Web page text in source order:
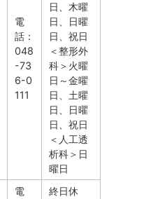
電
話：
048
-73
6-0
111
日、木曜
日、日曜
日、祝日
＜整形外
科＞火曜
日～金曜
日、土曜
日、日曜
日、祝日
＜人工透
析科＞日
曜日
電
終日休